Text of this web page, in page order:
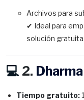
Archivos para
✔ Ideal para
solución
💻 2. Dharma
Tiempo gratuito: